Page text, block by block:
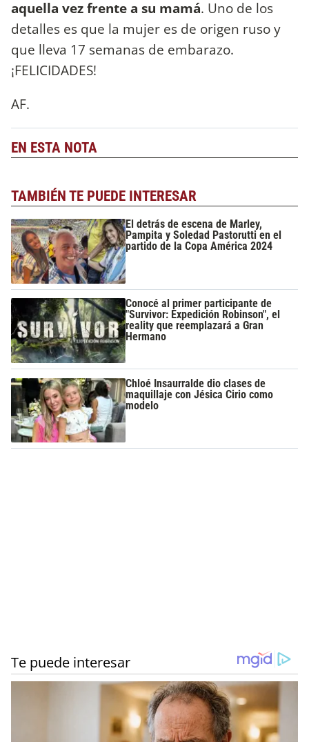
aquella vez frente a su mamá. Uno de los
detalles es que la mujer es de origen ruso y
que lleva 17 semanas de embarazo.
¡FELICIDADES!
AF.
EN ESTA NOTA
TAMBIÉN TE PUEDE INTERESAR
El detrás de escena de Marley,
Pampita y Soledad Pastorutti en el
partido de la Copa América 2024
Conocé al primer participante de
"Survivor: Expedición Robinson", el
reality que reemplazará a Gran
Hermano
Chloé Insaurralde dio clases de
maquillaje con Jésica Cirio como
modelo